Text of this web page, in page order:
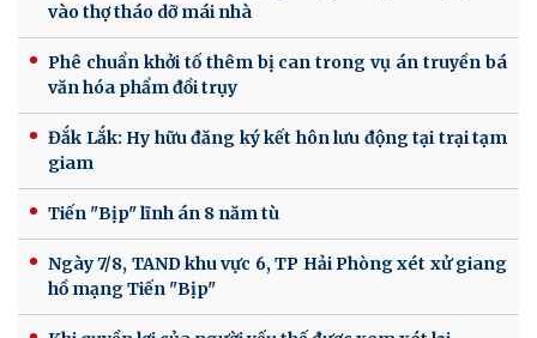
vào thợ tháo dỡ mái nhà
Phê chuẩn khởi tố thêm bị can trong vụ án truyền bá
văn hóa phẩm đồi trụy
Đắk Lắk: Hy hữu đăng ký kết hôn lưu động tại trại tạm
giam
Tiến "Bịp" lĩnh án 8 năm tù
Ngày 7/8, TAND khu vực 6, TP Hải Phòng xét xử giang
hồ mạng Tiến "Bịp"